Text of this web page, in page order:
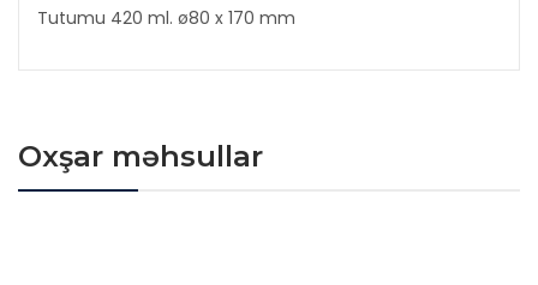
Tutumu 420 ml. ø80 x 170 mm
Oxşar məhsullar